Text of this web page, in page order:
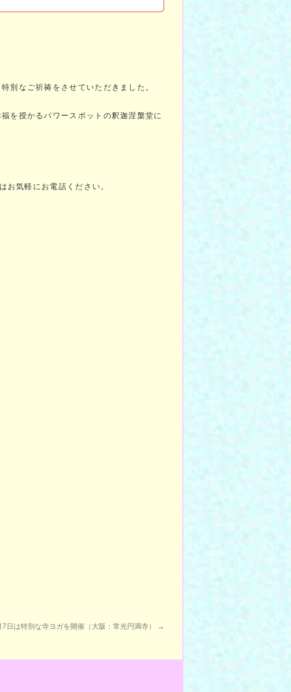
別なご祈祷をさせていただきました。
を授かるパワースポットの釈迦涅槃堂に
お気軽にお電話ください。
7日は特別な寺ヨガを開催（大阪：常光円満寺） →